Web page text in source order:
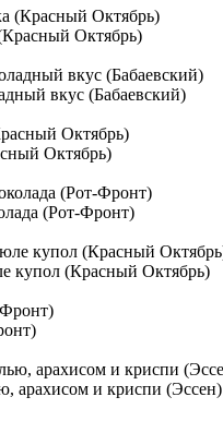
Октябрь)
вкус (Бабаевский)
Октябрь)
(Рот-Фронт)
купол (Красный Октябрь)
арахисом и криспи (Эссен)